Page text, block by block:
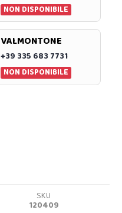
NON DISPONIBILE
VALMONTONE
+39 335 683 7731
NON DISPONIBILE
SKU
120409